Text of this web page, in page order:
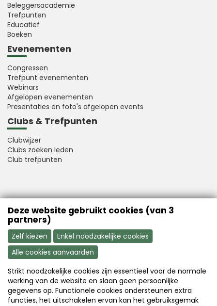
Beleggersacademie
Trefpunten
Educatief
Boeken
Evenementen
Congressen
Trefpunt evenementen
Webinars
Afgelopen evenementen
Presentaties en foto's afgelopen events
Clubs & Trefpunten
Clubwijzer
Clubs zoeken leden
Club trefpunten
VFB is a member of Better Finance
Aanmelden Word nu lid
Deze website gebruikt cookies (van 3
partners)
Zelf kiezen
Enkel noodzakelijke cookies
Alle cookies aanvaarden
Strikt noodzakelijke cookies zijn essentieel voor de normale
werking van de website en slaan geen persoonlijke
gegevens op. Functionele cookies ondersteunen extra
functies, het uitschakelen ervan kan het gebruiksgemak